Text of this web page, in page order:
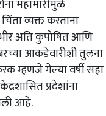
महामारीमुळे
व्यक्त करताना
अति कुपोषित आणि
आकडेवारीशी तुलना
म्हणजे गेल्या वर्षी सहा
प्रदेशांना
आहे.